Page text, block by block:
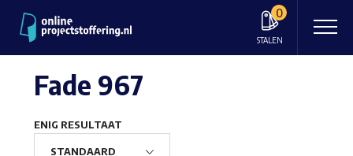
0
STALEN
Fade 967
ENIG RESULTAAT